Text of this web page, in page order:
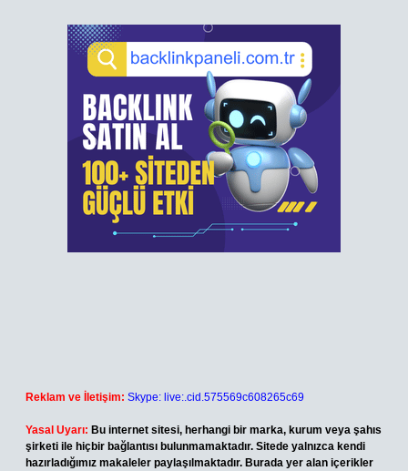
Reklam ve İletişim: Skype: live:.cid.575569c608265c69
Yasal Uyarı: Bu internet sitesi, herhangi bir marka, kurum veya şahıs
şirketi ile hiçbir bağlantısı bulunmamaktadır. Sitede yalnızca kendi
hazırladığımız makaleler paylaşılmaktadır. Burada yer alan içerikler